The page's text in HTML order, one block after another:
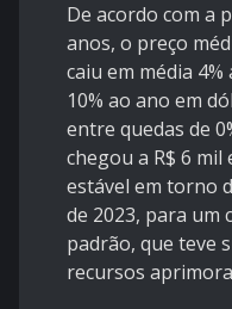
De acordo com a
anos, o preço
caiu em média
10% ao ano em
entre quedas de
chegou a R$ 6 mil
estável em torno
de 2023, para um
padrão, que teve
recursos